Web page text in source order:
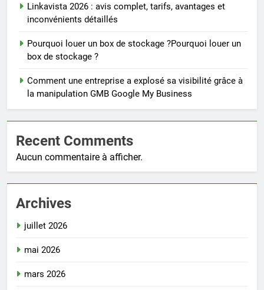
Linkavista 2026 : avis complet, tarifs, avantages et
inconvénients détaillés
Pourquoi louer un box de stockage ?Pourquoi louer un
box de stockage ?
Comment une entreprise a explosé sa visibilité grâce à
la manipulation GMB Google My Business
Recent Comments
Aucun commentaire à afficher.
Archives
juillet 2026
mai 2026
mars 2026